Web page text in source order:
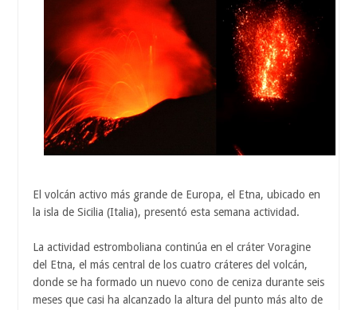
El volcán activo más grande de Europa, el Etna, ubicado en
la isla de Sicilia (Italia), presentó esta semana actividad.
La actividad estromboliana continúa en el cráter Voragine
del Etna, el más central de los cuatro cráteres del volcán,
donde se ha formado un nuevo cono de ceniza durante seis
meses que casi ha alcanzado la altura del punto más alto de